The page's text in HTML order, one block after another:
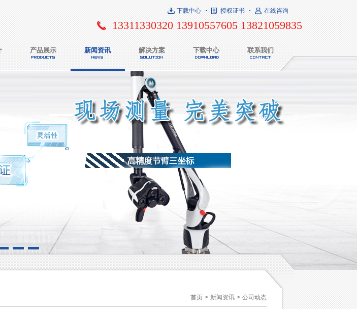
在线咨询
授权证书
下载中心
13311330320 13910557605 13821059835
产品展示 新闻资讯 解决方案 下载中心 联系我们
首页 > 新闻资讯 > 公司动态